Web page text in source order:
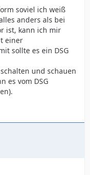
soviel ich weiß
anders als bei
ist, kann ich mir
einer
sollte es ein DSG
und schauen
es vom DSG